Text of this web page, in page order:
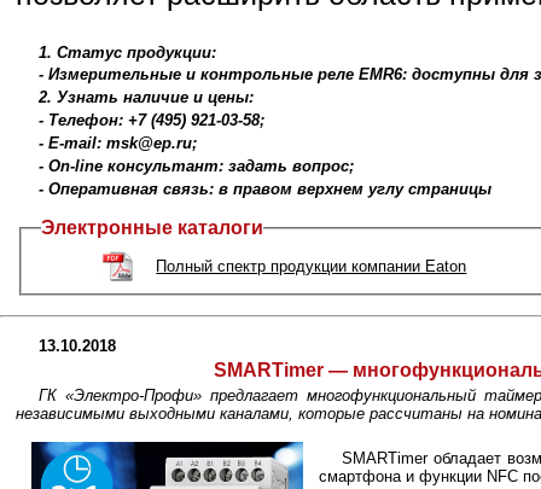
1. Статус продукции:
- Измерительные и контрольные реле EMR6: доступны для
2. Узнать наличие и цены:
- Телефон: +7 (495) 921-03-58;
- E-mail: msk@ep.ru;
- On-line консультант: задать вопрос;
- Оперативная связь: в правом верхнем углу страницы
Электронные каталоги
Полный спектр продукции компании Eaton
13.10.2018
SMARTimer —
ГК «Электро-Профи» предлагает многофункциональный
независимыми выходными каналами, которые рассчитаны на
SMARTimer обладает
смартфона и функции NFC